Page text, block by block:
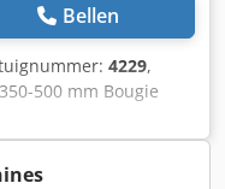
Bellen
4229,
500 mm Bougie
8 mm
ruimte: 400 x
gewicht: ca. 190 kg